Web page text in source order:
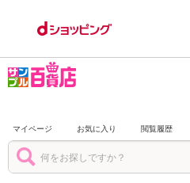
マイページ お気に入り 閲覧履歴